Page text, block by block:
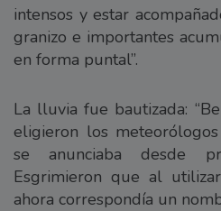
intensos y estar
granizo e importantes
en forma puntal”.
La lluvia fue bautizada:
eligieron los
se anunciaba desde
Esgrimieron que al
ahora correspondía un